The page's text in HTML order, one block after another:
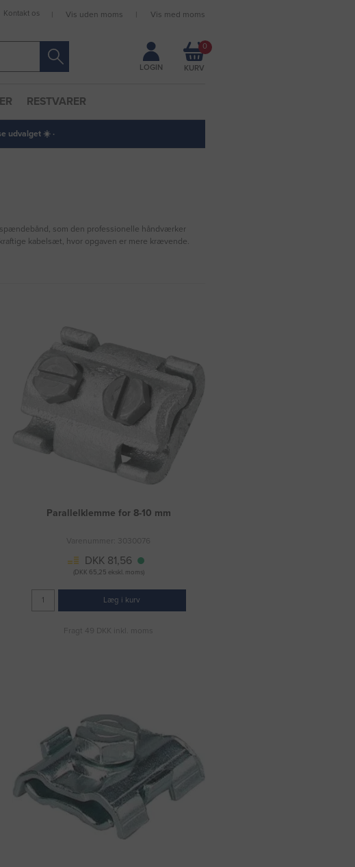
Forbliv logget ind
Kontakt os Vis uden moms Vis med moms
LOGIN
0
RESTVARER
udvalget ☀️ ·
som den professionelle håndværker
kabelsæt, hvor opgaven er mere krævende.
Parallelklemme for 8-10 mm
Varenummer: 3030076
DKK 81,56
(DKK 65,25 ekskl. moms)
Læg i kurv
Fragt 49 DKK inkl. moms